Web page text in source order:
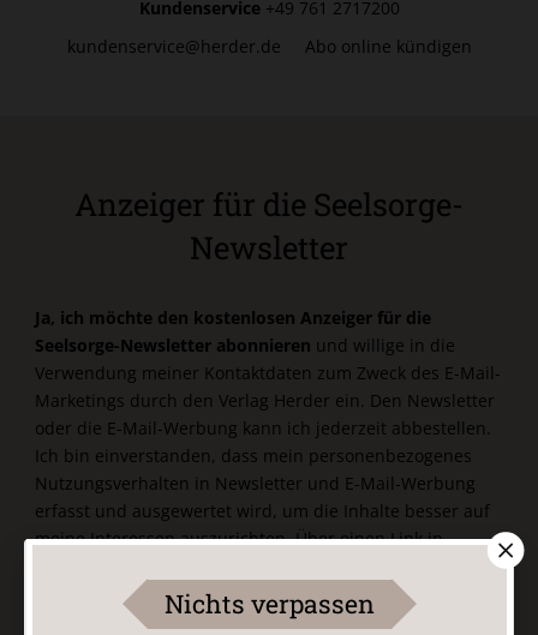
Kundenservice +49 761 2717200
kundenservice@herder.de
Abo online kündigen
Anzeiger für die Seelsorge-
Newsletter
Ja, ich möchte den kostenlosen Anzeiger für die
Seelsorge-Newsletter abonnieren und willige in die
Verwendung meiner Kontaktdaten zum Zweck des E-Mail-
Marketings durch den Verlag Herder ein. Den Newsletter
oder die E-Mail-Werbung kann ich jederzeit abbestellen.
Ich bin einverstanden, dass mein personenbezogenes
Nutzungsverhalten in Newsletter und E-Mail-Werbung
erfasst und ausgewertet wird, um die Inhalte besser auf
meine Interessen auszurichten. Über einen Link in
Newsletter oder E-Mail kann ich diese Funktion jederzeit
ausschalten.
Weiterführende Informationen finden Sie in unseren
Nichts verpassen